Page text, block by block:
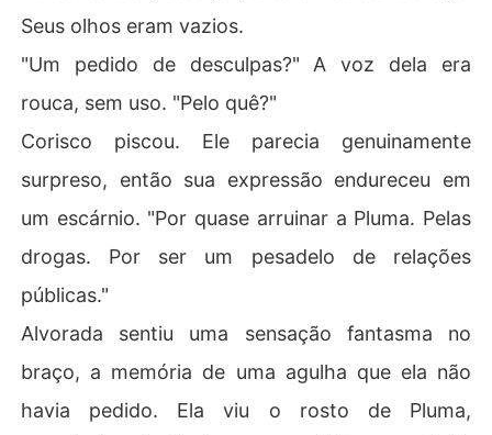
Seus olhos eram vazios.
"Um pedido de desculpas?" A voz dela era
rouca, sem uso. "Pelo quê?"
Corisco piscou. Ele parecia genuinamente
surpreso, então sua expressão endureceu em
um escárnio. "Por quase arruinar a Pluma. Pelas
drogas. Por ser um pesadelo de relações
públicas."
Alvorada sentiu uma sensação fantasma no
braço, a memória de uma agulha que ela não
havia pedido. Ela viu o rosto de Pluma,